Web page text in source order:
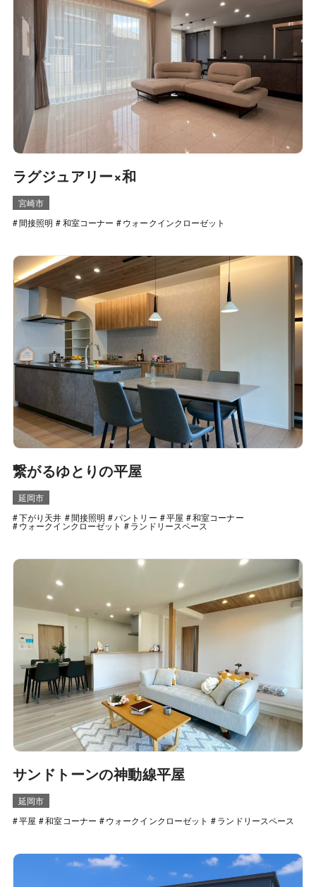
ラグジュアリー×和
宮崎市
間接照明
和室コーナー ウォークインクローゼット
繋がるゆとりの平屋
延岡市
下がり天井
間接照明 パントリー 平屋 和室コーナー
ウォークインクローゼット ランドリースペース
サンドトーンの神動線平屋
延岡市
平屋
和室コーナー ウォークインクローゼット ランドリースペース